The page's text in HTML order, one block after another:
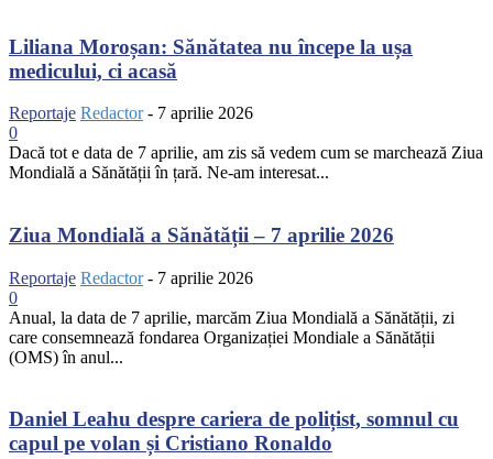
Liliana Moroșan: Sănătatea nu începe la ușa
medicului, ci acasă
Reportaje Redactor - 7 aprilie 2026
0
Dacă tot e data de 7 aprilie, am zis să vedem cum se marchează Ziua
Mondială a Sănătății în țară. Ne-am interesat...
Ziua Mondială a Sănătății – 7 aprilie 2026
Reportaje Redactor - 7 aprilie 2026
0
Anual, la data de 7 aprilie, marcăm Ziua Mondială a Sănătății, zi
care consemnează fondarea Organizației Mondiale a Sănătății
(OMS) în anul...
Daniel Leahu despre cariera de polițist, somnul cu
capul pe volan și Cristiano Ronaldo